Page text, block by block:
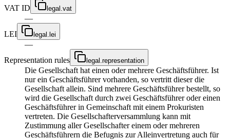
VAT ID
legal.vat
—
LEI
legal.lei
—
Representation rules
legal.representation
Die Gesellschaft hat einen oder mehrere Geschäftsführer. Ist
nur ein Geschäftsführer vorhanden, so vertritt dieser die
Gesellschaft allein. Sind mehrere Geschäftsführer bestellt, so
wird die Gesellschaft durch zwei Geschäftsführer oder einen
Geschäftsführer in Gemeinschaft mit einem Prokuristen
vertreten. Die Gesellschafterversammlung kann mit
Zustimmung aller Gesellschafter einem oder mehreren
Geschäftsführern die Befugnis zur Alleinvertretung auch für